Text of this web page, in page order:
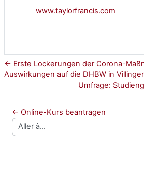
www.taylorfrancis.com
← Erste Lockerungen der Corona-
Auswirkungen auf die DHBW in
Umfrage:
← Online-Kurs beantragen
Aller à…